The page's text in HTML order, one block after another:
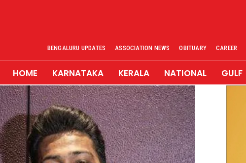
BENGALURU UPDATES ASSOCIATION NEWS OBITUARY CAREER
HOME KARNATAKA KERALA NATIONAL GULF